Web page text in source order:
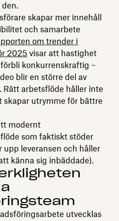
skapar mer innehåll
och samarbete
om trender i
2025 visar att hastighet
konkurrenskraftig –
blir en större del av
arbetsflöde håller inte
skapar utrymme för bättre
modernt
som faktiskt stöder
upp leveransen och håller
känna sig inbäddade).
utvecklas